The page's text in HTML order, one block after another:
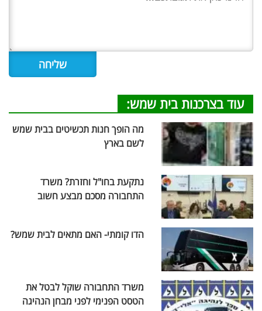
עוד בצרכנות בית שמש:
מה הופך חנות תכשיטים בבית שמש
לשם בארץ
נתקעת בחו"ל וחזרת? משרד
התחבורה מסכם מבצע חשוב
הדו קומתי- האם מתאים לבית שמש?
משרד התחבורה שוקל לבטל את
הטסט הפנימי לפני מבחן הנהיגה